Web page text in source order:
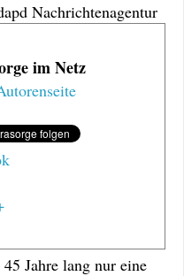
Nachrichtenagentur
im Netz
Jahre lang nur eine